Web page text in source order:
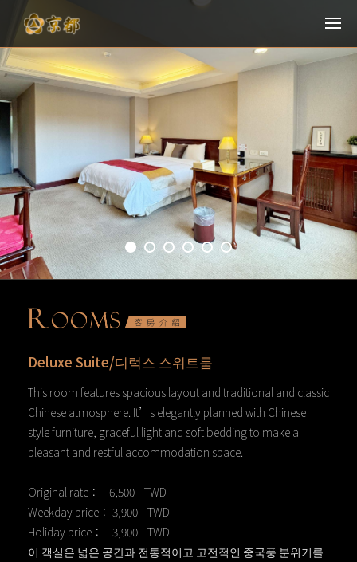
Deluxe Suite/디럭스 스위트룸
This room features spacious layout and traditional and classic
Chinese atmosphere. It’s elegantly planned with Chinese
style furniture, graceful light and soft bedding to make a
pleasant and restful accommodation space.
Original rate： 6,500 TWD
Weekday price： 3,900 TWD
Holiday price： 3,900 TWD
이 객실은 넓은 공간과 전통적이고 고전적인 중국풍 분위기를